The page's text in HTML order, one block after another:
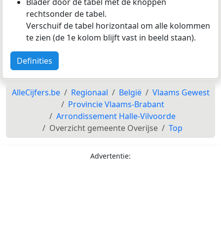
rechtsonder de tabel.
Verschuif de tabel horizontaal om alle kolommen
te zien (de 1e kolom blijft vast in beeld staan).
Definities
AlleCijfers.be Regionaal België
Vlaams Gewest
Provincie Vlaams-Brabant
Arrondissement Halle-Vilvoorde
Overzicht gemeente Overijse
Top
Advertentie: